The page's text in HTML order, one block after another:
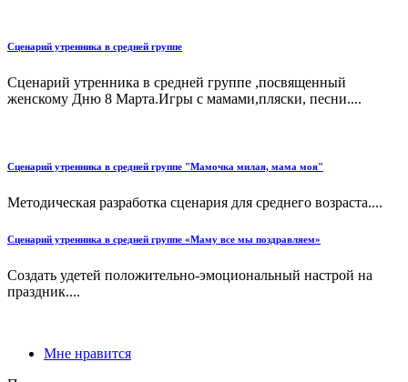
Сценарий утренника в средней группе
Сценарий утренника в средней группе ,посвященный
женскому Дню 8 Марта.Игры с мамами,пляски, песни....
Сценарий утренника в средней группе "Мамочка милая, мама моя"
Методическая разработка сценария для среднего возраста....
Сценарий утренника в средней группе «Маму все мы поздравляем»
Создать удетей положительно-эмоциональный настрой на
праздник....
Мне нравится